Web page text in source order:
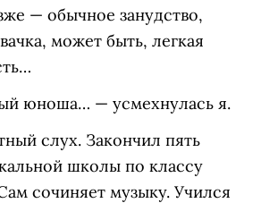
— обычное занудство,
может быть, легкая
юноша… — усмехнулась я.
слух. Закончил пять
школы по классу
сочиняет музыку. Учился